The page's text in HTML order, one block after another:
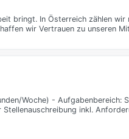
bringt. In Österreich zählen
wir Vertrauen zu unseren
Woche) - Aufgabenbereich:
inkl.